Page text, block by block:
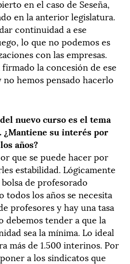
en el caso de Seseña,
en la anterior legislatura.
continuidad a ese
lo que no podemos es
con las empresas.
la concesión de ese
hemos pensado hacerlo
nuevo curso es el tema
¿Mantiene su interés por
años?
que se puede hacer por
estabilidad. Lógicamente
de profesorado
los años se necesita
profesores y hay una tasa
debemos tender a que la
sea la mínima. Lo ideal
más de 1.500 interinos. Por
a los sindicatos que